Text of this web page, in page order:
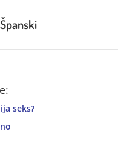
seks?